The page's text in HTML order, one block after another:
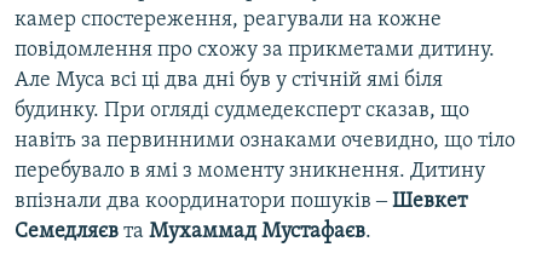
камер спостереження, реагували на кожне
повідомлення про схожу за прикметами дитину.
Але Муса всі ці два дні був у стічній ямі біля
будинку. При огляді судмедексперт сказав, що
навіть за первинними ознаками очевидно, що тіло
перебувало в ямі з моменту зникнення. Дитину
впізнали два координатори пошуків ‒Шевкет
Семедляєв та Мухаммад Мустафаєв.